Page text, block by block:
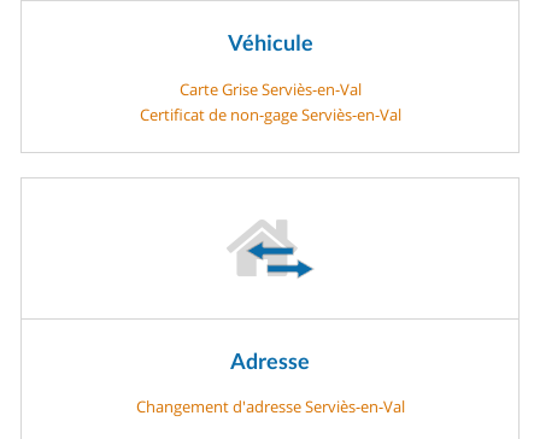
Véhicule
Carte Grise Serviès-en-Val
Certificat de non-gage Serviès-en-Val
Adresse
Changement d'adresse Serviès-en-Val